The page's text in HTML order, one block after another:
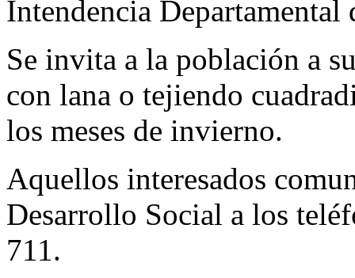
Intendencia Departamental
Se invita a la población a
con lana o tejiendo
los meses de invierno.
Aquellos interesados
Desarrollo Social a los
711.